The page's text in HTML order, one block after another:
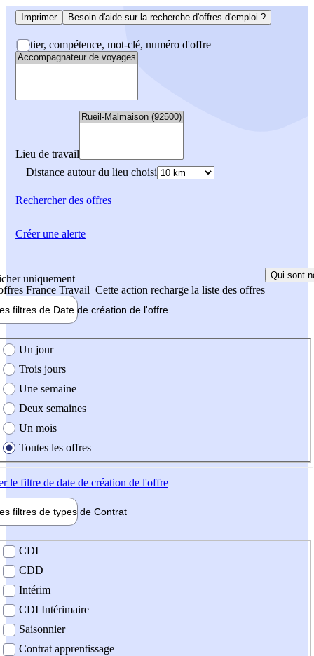
Imprimer Besoin d'aide sur la recherche d'offres d'emploi ?
Métier, compétence, mot-clé, numéro d'offre
Lieu de travail
Distance autour du lieu choisi
Rechercherdes offres
uniquement
France Travail Cette action recharge la liste des offres
Qui sont
filtres de Date de création de l'offre
création de l'offre
Un jour
Trois jours
Une semaine
Deux semaines
Un mois
Toutes les offres
le filtre de date de création de l'offre
filtres de types de Contrat
contrat
CDI
CDD
Intérim
CDI Intérimaire
Saisonnier
Contrat apprentissage
Créer une alerte